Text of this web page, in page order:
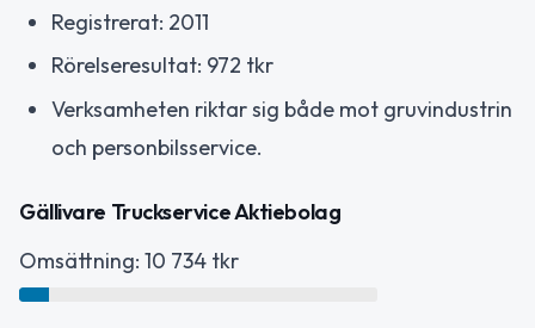
Registrerat: 2011
Rörelseresultat: 972 tkr
Verksamheten riktar sig både mot gruvindustrin
och personbilsservice.
Gällivare Truckservice Aktiebolag
Omsättning: 10 734 tkr